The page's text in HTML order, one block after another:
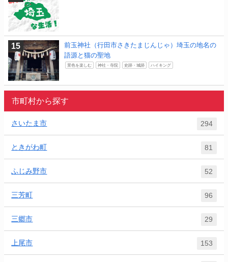
前玉神社（行田市さきたまじんじゃ）埼玉の地名の
語源と猫の聖地
景色を楽しむ 神社・寺院 史跡・城跡 ハイキング
市町村から探す
さいたま市 294
ときがわ町 81
ふじみ野市 52
三芳町 96
三郷市 29
上尾市 153